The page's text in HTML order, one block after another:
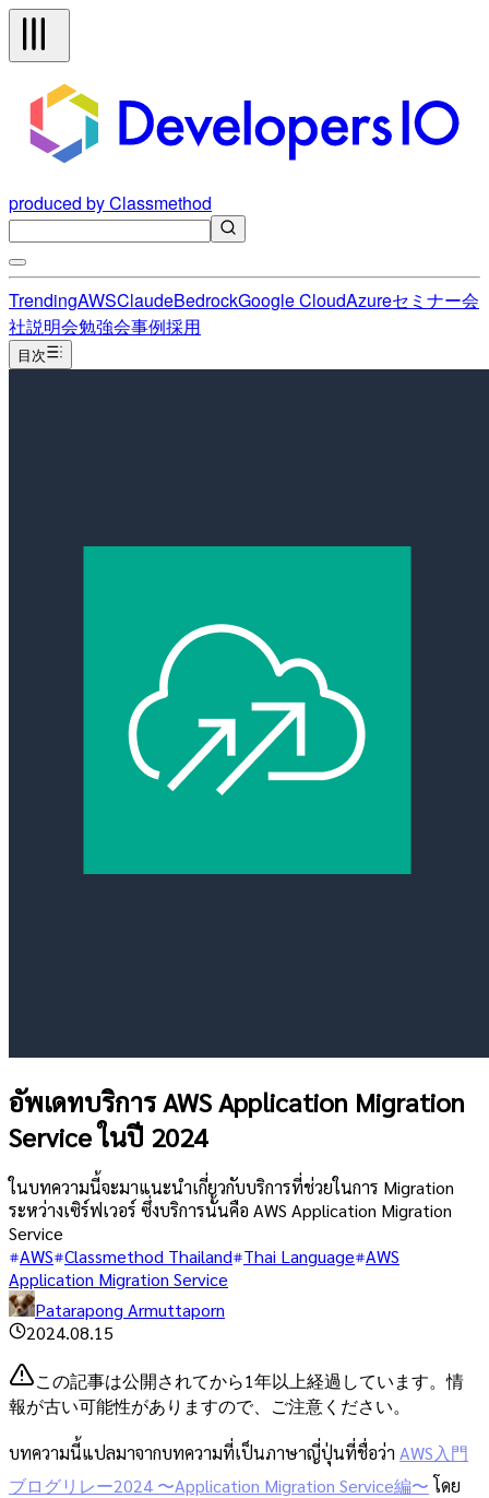
produced by Classmethod
TrendingAWSClaudeBedrockGoogle CloudAzureセミナー会
社説明会勉強会事例採用
目次
อัพเดทบริการ AWS Application Migration
Service ในปี 2024
ในบทความนี้จะมาแนะนำเกี่ยวกับบริการที่ช่วยในการ Migration
ระหว่างเซิร์ฟเวอร์ ซึ่งบริการนั้นคือ AWS Application Migration
Service
AWS Classmethod Thailand Thai Language AWS
Application Migration Service
Patarapong Armuttaporn
2024.08.15
この記事は公開されてから1年以上経過しています。情
報が古い可能性がありますので、ご注意ください。
บทความนี้แปลมาจากบทความที่เป็นภาษาญี่ปุ่นที่ชื่อว่า AWS入門
ブログリレー2024 〜Application Migration Service編〜โดย